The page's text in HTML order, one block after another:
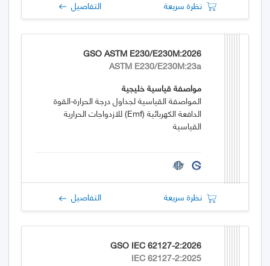
نظرة سريعة التفاصيل
GSO ASTM E230/E230M:2026
ASTM E230/E230M:23a
مواصفة قياسية خليجية
المواصفة القياسية لجداول درجة الحرارة-القوة
الدافعة الكهربائية (emf) للازدواجات الحرارية
القياسية
نظرة سريعة التفاصيل
GSO IEC 62127-2:2026
IEC 62127-2:2025